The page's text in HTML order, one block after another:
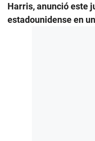
Harris, anunció este
estadounidense en